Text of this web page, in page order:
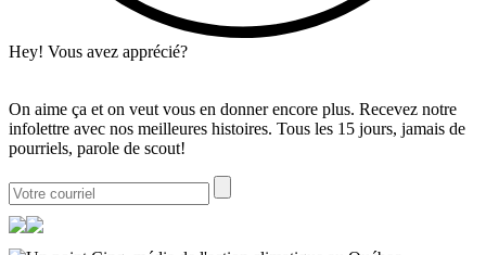
Hey! Vous avez apprécié?
On aime ça et on veut vous en donner encore plus. Recevez notre
infolettre avec nos meilleures histoires. Tous les 15 jours, jamais de
pourriels, parole de scout!